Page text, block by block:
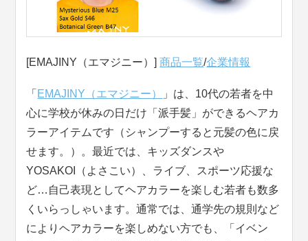
[EMAJINY（エマジニー）]商品一覧/企業情報
「 EMAJINY（エマジニー）
」は、10代の若者を中
心に学校が休みの日だけ「派手髪」ができるヘアカ
ラーアイテムです（シャンプーすると元髪の色に戻
せます。）。最近では、キッズダンスや
YOSAKOI（よさこい）、ライブ、スポーツ応援な
ど…自己表現としてヘアカラーを楽しむ若者も数多
くいらっしゃいます。通常では、通学先の規則など
によりヘアカラーを楽しめない方でも、「イベン